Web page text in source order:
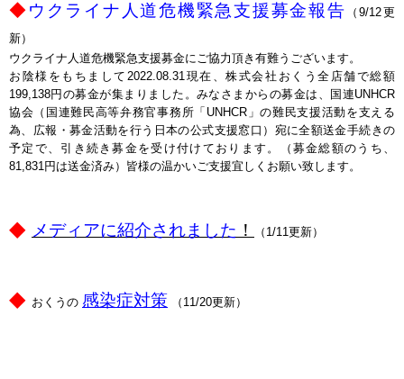
◆ウクライナ人道危機緊急支援募金報告 （9/12更
新）
ウクライナ人道危機緊急支援募金にご協力頂き有難うございます。
お陰様をもちまして2022.08.31現在、株式会社おくう全店舗で総額
199,138円の募金が集まりました。みなさまからの募金は、国連UNHCR
協会（国連難民高等弁務官事務所「UNHCR」の難民支援活動を支える
為、広報・募金活動を行う日本の公式支援窓口）宛に全額送金手続きの
予定で、引き続き募金を受け付けております。（募金総額のうち、
81,831円は送金済み）皆様の温かいご支援宜しくお願い致します。
◆ メディアに紹介されました ！ （1/11更新）
◆ おくうの 感染症対策 （11/20更新）